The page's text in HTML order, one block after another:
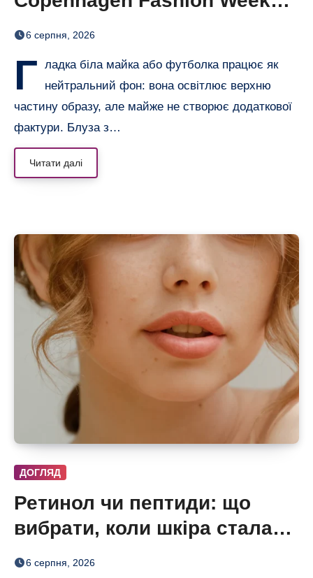
показали тренд цього літа
6 серпня, 2026
Г ладка біла майка або футболка працює як
нейтральний фон: вона освітлює верхню
частину образу, але майже не створює додаткової
фактури. Блуза з…
Читати далі
ДОГЛЯД
Ретинол чи пептиди: що
вибрати, коли шкіра стала
нерівною і чутливою
6 серпня, 2026